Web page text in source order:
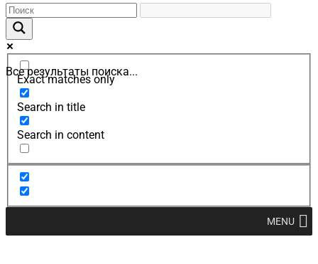
Все результаты поиска...
Exact matches only
Search in title
Search in content
MENU